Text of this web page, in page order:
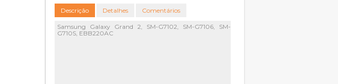
Descrição Detalhes Comentários
Samsung Galaxy Grand 2, SM-G7102, SM-G7106, SM-
G710S, EBB220AC